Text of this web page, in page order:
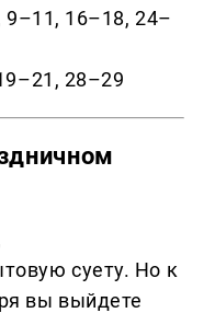
9–11, 16–18, 24–
28–29
суету. Но к
вы выйдете